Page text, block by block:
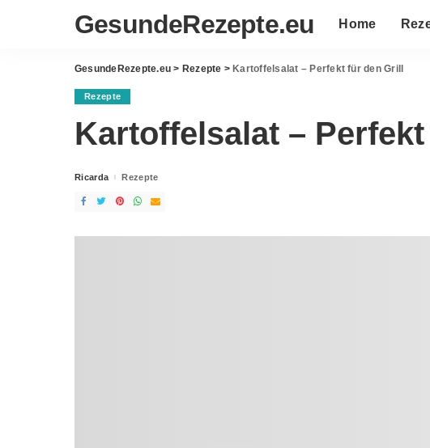
GesundeRezepte.eu Home
GesundeRezepte.eu > Rezepte > Kartoffelsalat – Perfekt für den Grill
Rezepte
Kartoffelsalat –
Posted
Ricarda Rezepte